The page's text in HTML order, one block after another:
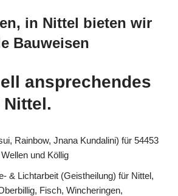
in Nittel bieten wir
Bauweisen
ansprechendes
Rainbow, Jnana Kundalini) für 54453
und Köllig
& Lichtarbeit (Geistheilung) für Nittel,
Fisch, Wincheringen,